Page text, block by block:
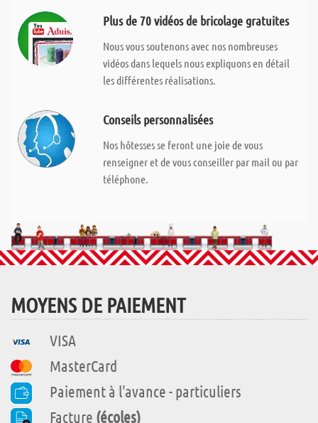
Plus de 70 vidéos de bricolage gratuites
Nous vous soutenons avec nos nombreuses
vidéos dans lequels nous expliquons en détail
les différentes réalisations.
Conseils personnalisées
Nos hôtesses se feront une joie de vous
renseigner et de vous conseiller par mail ou par
téléphone.
MOYENS DE PAIEMENT
VISA
MasterCard
Paiement à l'avance - particuliers
Facture (écoles)